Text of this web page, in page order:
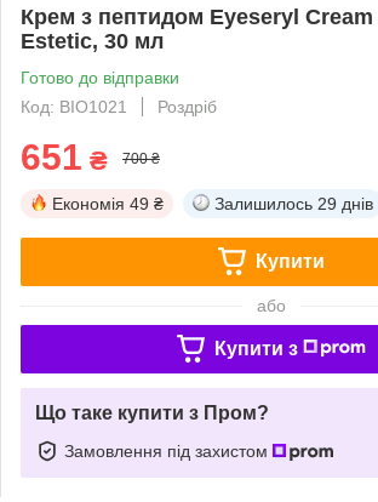
Крем з пептидом Eyeseryl
Estetic, 30 мл
Готово до відправки
Код: BIO1021
Роздріб
651 ₴ 700 ₴
Економія 49 ₴ Залишилось 29 днів
Купити
або
Купити з
Що таке купити з Пром?
Замовлення під захистом